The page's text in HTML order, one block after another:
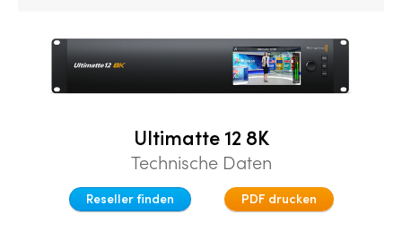
Techn. Daten
Austria
Brazil
Denmark
Ultimatte 12 8K
Technische Daten
Reseller finden PDF drucken